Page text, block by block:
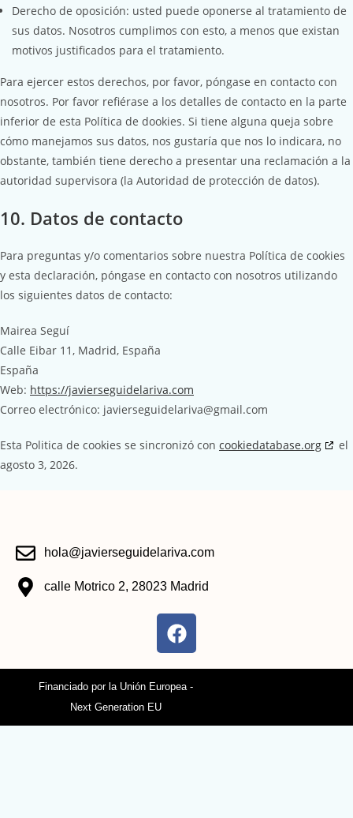
Derecho de oposición: usted puede oponerse al tratamiento de
sus datos. Nosotros cumplimos con esto, a menos que existan
motivos justificados para el tratamiento.
Para ejercer estos derechos, por favor, póngase en contacto con
nosotros. Por favor refiérase a los detalles de contacto en la parte
inferior de esta Política de dookies. Si tiene alguna queja sobre
cómo manejamos sus datos, nos gustaría que nos lo indicara, no
obstante, también tiene derecho a presentar una reclamación a la
autoridad supervisora (la Autoridad de protección de datos).
10. Datos de contacto
Para preguntas y/o comentarios sobre nuestra Política de cookies
y esta declaración, póngase en contacto con nosotros utilizando
los siguientes datos de contacto:
Mairea Seguí
Calle Eibar 11, Madrid, España
España
Web: https://javierseguidelariva.com
Correo electrónico: javierseguidelariva@gmail.com
Esta Politica de cookies se sincronizó con cookiedatabase.org
el
agosto 3, 2026.
hola@javierseguidelariva.com
calle Motrico 2, 28023 Madrid
Financiado por la Unión Europea -
Next Generation EU